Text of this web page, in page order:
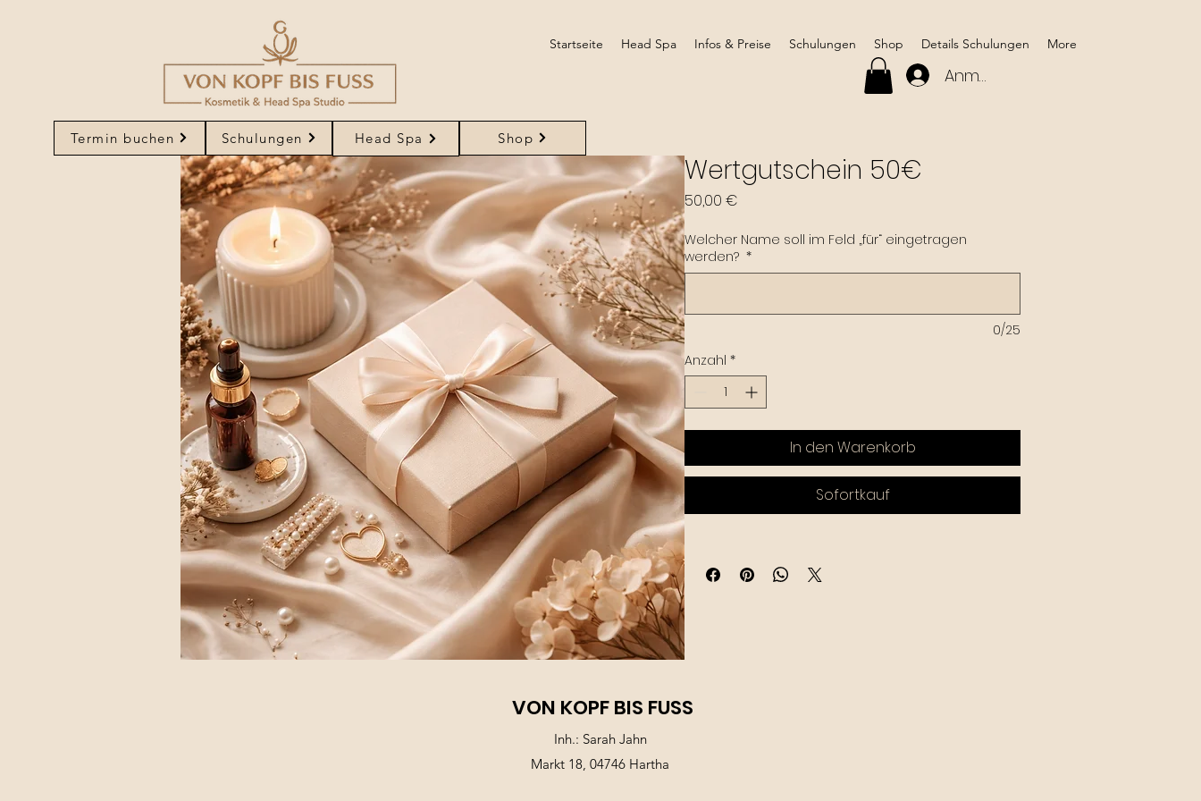
Startseite Head Spa Infos & Preise Schulungen Shop Details Schulungen More
Anmelden
Termin buchen Schulungen Head Spa Shop
Wertgutschein 50€
50,00 €
Welcher Name soll im Feld „für“ eingetragen
werden? *
0/25
Anzahl *
In den Warenkorb
Sofortkauf
VON KOPF BIS FUSS
Inh.: Sarah Jahn
Markt 18, 04746 Hartha